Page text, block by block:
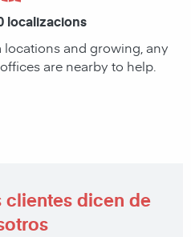
localizacions
and growing, any
are nearby to help.
clientes dicen de